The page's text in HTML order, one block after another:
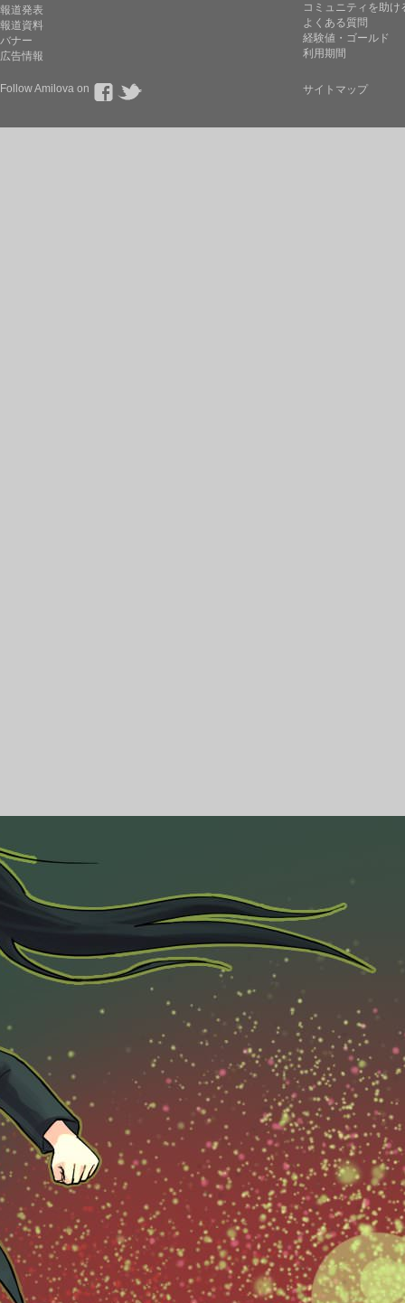
報道発表
報道資料
バナー
広告情報
コミュニティを助け
よくある質問
経験値・ゴールド
利用期間
Follow Amilova on サイトマップ